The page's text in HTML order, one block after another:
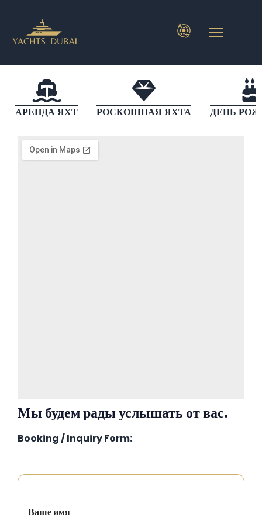
АРЕНДА ЯХТ РОСКОШНАЯ ЯХТА ДЕНЬ
Мы будем рады услышать от вас.
Booking / Inquiry Form:
Ваше имя